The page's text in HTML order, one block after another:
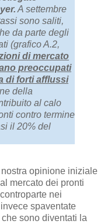
A settembre
sono saliti,
da parte degli
(grafico A.2,
di mercato
preoccupati
di forti afflussi
della
al calo
contro termine
il 20% del
opinione iniziale
mercato dei pronti
nei
spaventate
che sono diventati la